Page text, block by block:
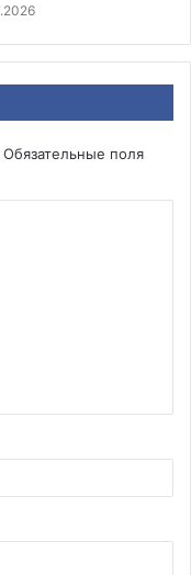
Обязательные поля